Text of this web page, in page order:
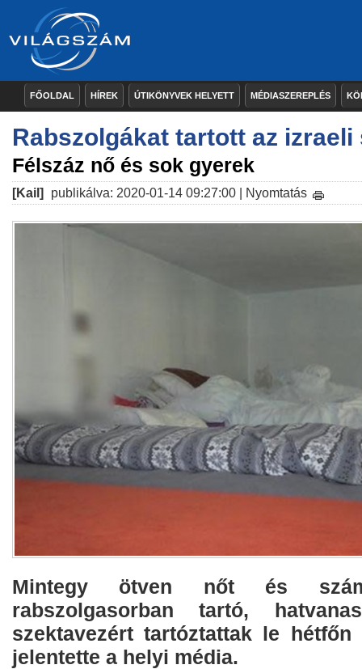
FŐOLDAL HÍREK ÚTIKÖNYVEK HELYETT MÉDIASZEREPLÉS
Rabszolgákat tartott az izraeli
Félszáz nő és sok gyerek
[Kail] publikálva: 2020-01-14 09:27:00 | Nyomtatás
Mintegy ötven nőt és
rabszolgasorban tartó,
szektavezért tartóztattak le hétfőn
jelentette a helyi média.